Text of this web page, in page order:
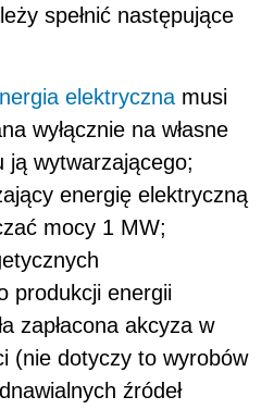
spełnić następujące
elektryczna musi
wyłącznie na własne
ją wytwarzającego;
energię elektryczną
mocy 1 MW;
produkcji energii
zapłacona akcyza w
(nie dotyczy to wyrobów
źródeł